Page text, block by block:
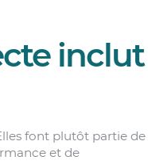
inclut
font plutôt partie de
et de